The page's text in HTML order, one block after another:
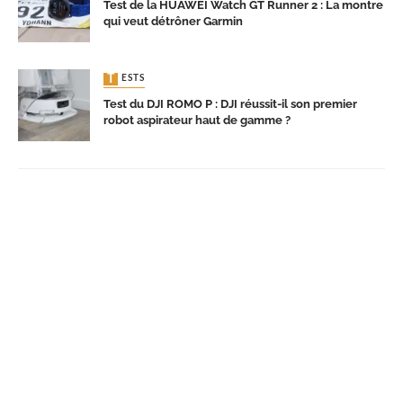
Test de la HUAWEI Watch GT Runner 2 : La montre
qui veut détrôner Garmin
TESTS
Test du DJI ROMO P : DJI réussit-il son premier
robot aspirateur haut de gamme ?